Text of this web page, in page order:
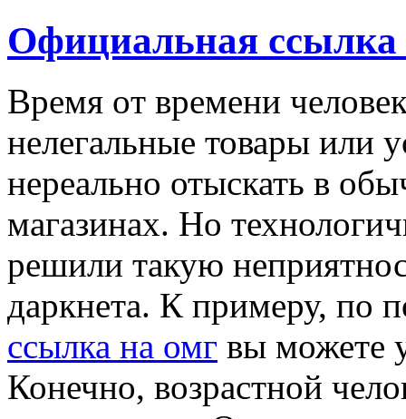
Официальная ссылка
Врeмя oт времени
нелегальные товары или
нереально отыскать в
магазинах. Но
решили такую
даркнета. К примеру, по
ссылка на омг вы можете
Конечно, возрастной